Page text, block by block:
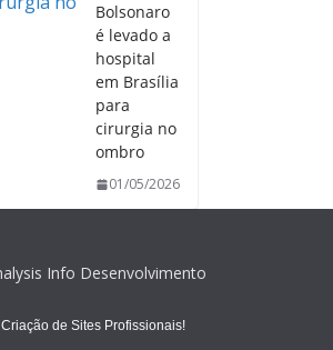
Bolsonaro
é levado a
hospital
em Brasília
para
cirurgia no
ombro
01/05/2026
Criação de Sites Profissionais!